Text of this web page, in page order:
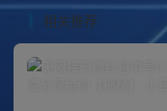
相关推荐